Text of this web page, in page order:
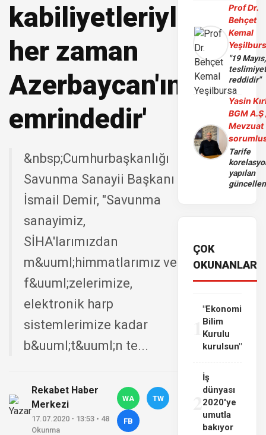
kabiliyetleriyle
her zaman
Azerbaycan'ın
emrindedir'
&nbsp;Cumhurbaşkanlığı
Savunma Sanayii Başkanı
İsmail Demir, "Savunma
sanayimiz,
SİHA'larımızdan
m&uuml;himmatlarımız ve
f&uuml;zelerimize,
elektronik harp
sistemlerimize kadar
b&uuml;t&uuml;n te...
Rekabet Haber
Merkezi
17.07.2020 - 13:53 • 48
Okunma
WA TW
FB
Prof Dr.
Behçet
Kemal
"19 Mayıs,
reddidir"
Yasin
BGM A.Ş
Mevzuat
Tarife
yapılan
ÇOK
OKUNANLAR
"Ekonomi
Bilim
Kurulu
kurulsun"
İş
dünyası
2020'ye
umutla
bakıyor